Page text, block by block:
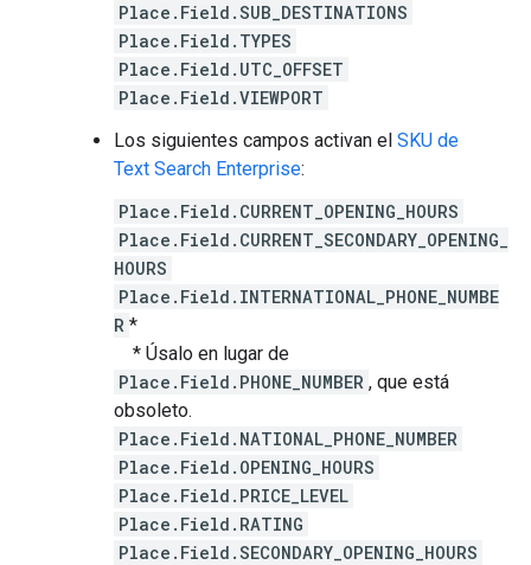
Place.Field.SUB_DESTINATIONS
Place.Field.TYPES
Place.Field.UTC_OFFSET
Place.Field.VIEWPORT
Los siguientes campos activan el SKU de
Text Search Enterprise:
Place.Field.CURRENT_OPENING_HOURS
Place.Field.CURRENT_SECONDARY_OPENING_
HOURS
Place.Field.INTERNATIONAL_PHONE_NUMBE
R *
* Úsalo en lugar de
Place.Field.PHONE_NUMBER , que está
obsoleto.
Place.Field.NATIONAL_PHONE_NUMBER
Place.Field.OPENING_HOURS
Place.Field.PRICE_LEVEL
Place.Field.RATING
Place.Field.SECONDARY_OPENING_HOURS